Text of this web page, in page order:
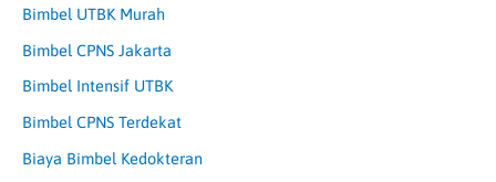
Bimbel UTBK Murah
Bimbel CPNS Jakarta
Bimbel Intensif UTBK
Bimbel CPNS Terdekat
Biaya Bimbel Kedokteran